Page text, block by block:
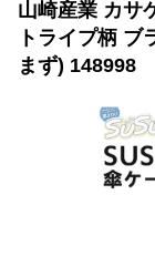
山崎産業 カサ
トライプ柄
まず) 148998